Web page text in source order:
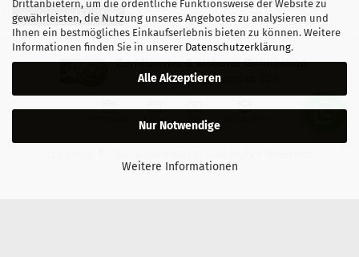
Drittanbietern, um die ordentliche Funktionsweise der Website zu
gewährleisten, die Nutzung unseres Angebotes zu analysieren und
Ihnen ein bestmögliches Einkaufserlebnis bieten zu können. Weitere
Informationen finden Sie in unserer Datenschutzerklärung.
Alle Akzeptieren
Nur Notwendige
Weitere Informationen
Vertrag widerrufen
Zertifizierter & sicherer Onlineshop
Kostenloser Versand ab 30 €